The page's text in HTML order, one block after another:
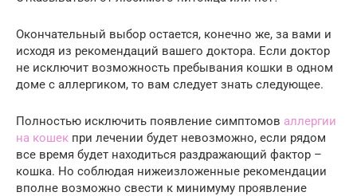
Окончательный выбор остается, конечно же, за вами и
исходя из рекомендаций вашего доктора. Если доктор
не исключит возможность пребывания кошки в одном
доме с аллергиком, то вам следует знать следующее.
Полностью исключить появление симптомов аллергии
на кошек при лечении будет невозможно, если рядом
все время будет находиться раздражающий фактор –
кошка. Но соблюдая нижеизложенные рекомендации
вполне возможно свести к минимуму проявление